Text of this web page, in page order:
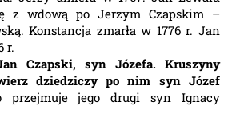
z wdową po Jerzym Czapskim –
Konstancja zmarła w 1776 r. Jan
r.
Czapski, syn Józefa. Kruszyny
dziedziczy po nim syn Józef
przejmuje jego drugi syn Ignacy